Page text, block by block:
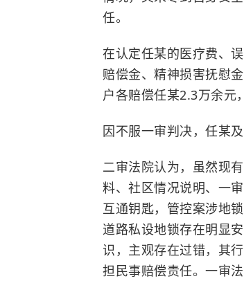
任。
在认定任某的医疗费、
赔偿金、精神损害抚慰
户各赔偿任某2.3万余元
因不服一审判决，任某
二审法院认为，虽然现
料、社区情况说明、一
互通钥匙，管控案涉地
道路私设地锁存在明显
识，主观存在过错，其
担民事赔偿责任。一审